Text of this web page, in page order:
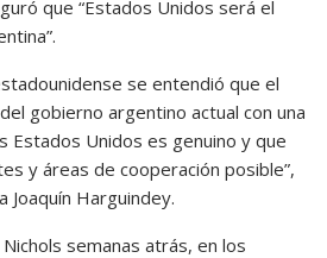
que “Estados Unidos será el
se entendió que el
gobierno argentino actual con una
Estados Unidos es genuino y que
y áreas de cooperación posible”,
Harguindey.
semanas atrás, en los